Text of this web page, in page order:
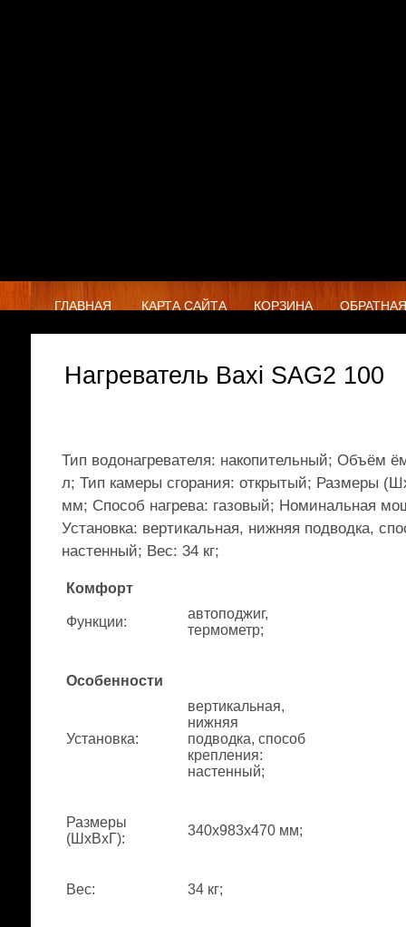
ГЛАВНАЯ КАРТА САЙТА КОРЗИНА
Нагреватель Baxi SAG2 100
Тип водонагревателя: накопительный; Объём
л; Тип камеры сгорания: открытый; Размеры
мм; Способ нагрева: газовый; Номинальная
Установка: вертикальная, нижняя подводка,
настенный; Вес: 34 кг;
Комфорт
Функции:
автоподжиг,
термометр;
Особенности
Установка:
вертикальная,
нижняя
подводка, способ
крепления:
настенный;
Размеры
(ШхВхГ):
340x983x470 мм;
Вес: 34 кг;